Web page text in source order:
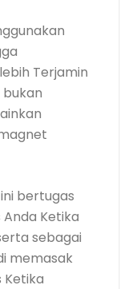
Terjamin
bertugas
Ketika
sebagai
memasak
Ketika